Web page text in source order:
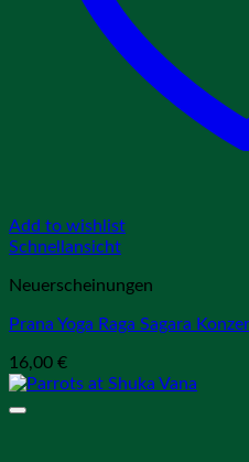
Add to wishlist
Schnellansicht
Neuerscheinungen
Prana Yoga Raga Sagara
16,00 €